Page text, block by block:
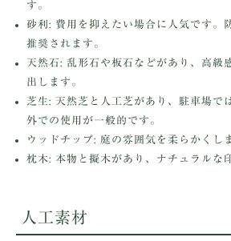
す。
砂利: 費用を抑えたい場合に人気です。
推奨されます。
天然石: 乱形石や板石などがあり、高級
出します。
芝生: 天然芝と人工芝があり、駐車場で
外での使用が一般的です。
ウッドチップ: 庭の雰囲気を柔らかくし
枕木: 本物と擬木があり、ナチュラルな
人工素材